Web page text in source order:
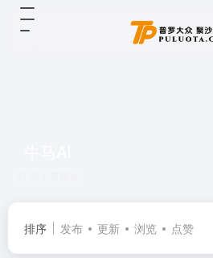
排序 发布 更新 浏览 点赞